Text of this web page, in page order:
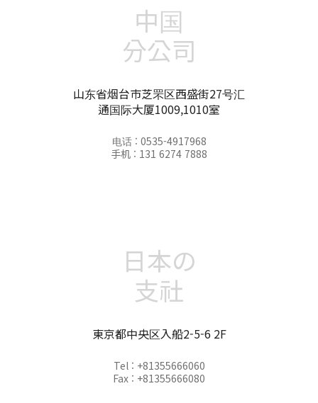
中国
分公司
山东省烟台市芝罘区西盛街27号汇
通国际大厦1009,1010室
电话 : 0535-4917968
手机 : 131 6274 7888
日本の
支社
東京都中央区入船2-5-6 2F
Tel : +81355666060
Fax : +81355666080